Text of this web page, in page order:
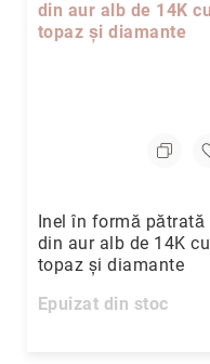
Inel în formă pătrată
din aur alb de 14K cu
topaz și diamante
Epuizat din stoc